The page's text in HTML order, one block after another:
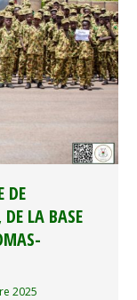
DE
DE LA BASE
2025